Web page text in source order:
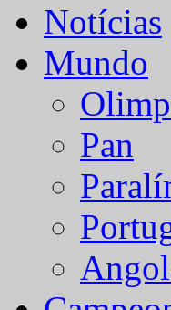
Notícias
Mundo
Pan